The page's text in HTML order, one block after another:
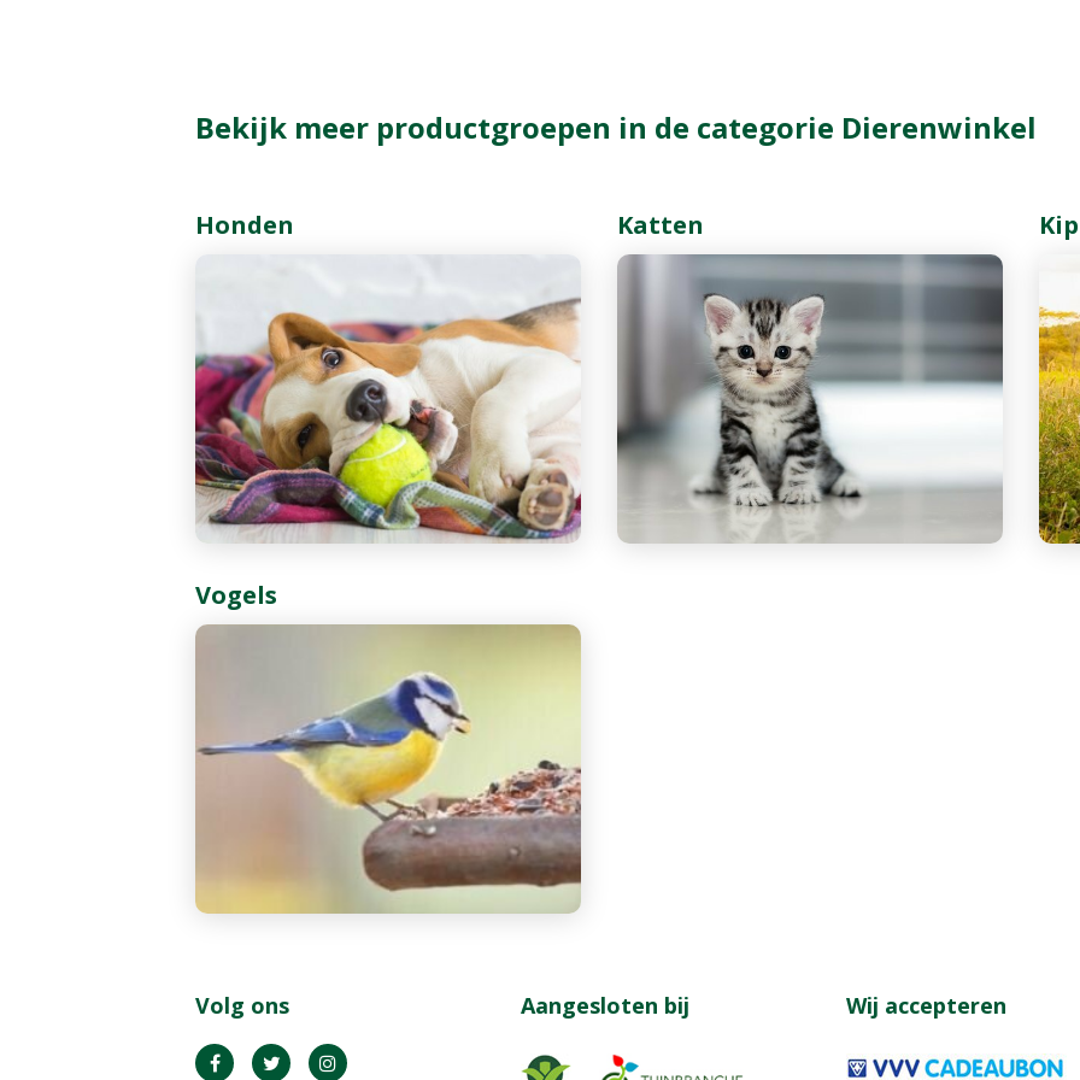
Bekijk meer productgroepen in de categorie Dierenwinkel
Honden Katten
Vogels
Volg ons Aangesloten bij Wij accepteren